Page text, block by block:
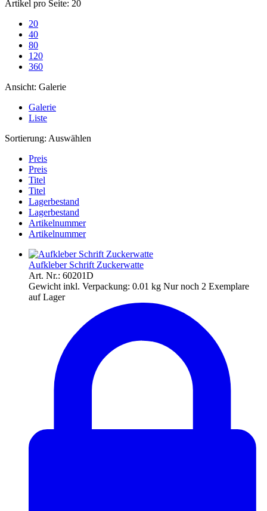
Artikel pro Seite: 20
20
40
80
120
360
Ansicht: Galerie
Galerie
Liste
Sortierung: Auswählen
Preis
Preis
Titel
Titel
Lagerbestand
Lagerbestand
Artikelnummer
Artikelnummer
Aufkleber Schrift Zuckerwatte
Art. Nr.: 60201D
Gewicht inkl. Verpackung: 0.01 kg Nur noch 2 Exemplare
auf Lager